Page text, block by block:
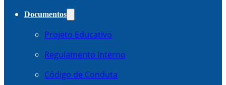
Documentos
Projeto Educativo
Regulamento Interno
Código de Conduta